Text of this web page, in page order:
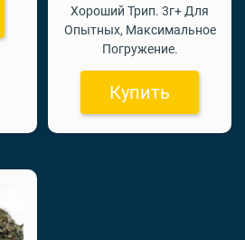
Хороший Трип. 3г+ Для
Опытных, Максимальное
Погружение.
Купить